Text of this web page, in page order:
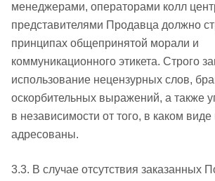
менеджерами, операторами колл
представителями Продавца должно
принципах общепринятой морали и
коммуникационного этикета. Строго
использование нецензурных слов,
оскорбительных выражений, а также
в независимости от того, в каком
адресованы.
3.3. В случае отсутствия заказанных